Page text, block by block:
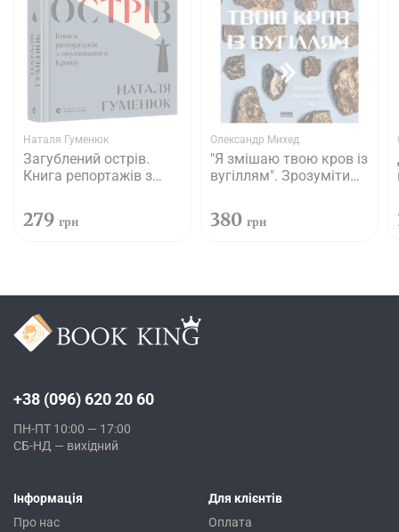
Наталя Гуменюк
Загублений острів.
Книга репортажів з
279 грн
Олександр Михед
"Я змішаю твою кров із
вугіллям". Зрозуміти
380 грн
+38 (096) 620 20 60
ПН-ПТ 10:00 — 17:00
СБ-НД — вихідний
Інформація
Про нас
Для клієнтів
Оплата